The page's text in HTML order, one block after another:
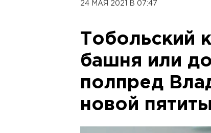
24 МАЯ 2021 В 07:47
Тобольский
башня или
полпред
новой